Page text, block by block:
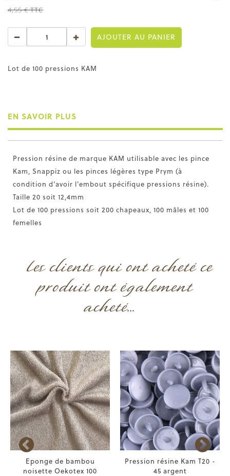
4,55 €TTC
AJOUTER AU PANIER
Lot de 100 pressions KAM
EN SAVOIR PLUS
Pression résine de marque KAM utilisable avec les pince
Kam, Snappiz ou les pinces légères type Prym (à
condition d'avoir l'embout spécifique pressions résine).
Taille 20 soit 12,4mm
Lot de 100 pressions soit 200 chapeaux, 100 mâles et 100
femelles
Les clients qui ont acheté ce
produit ont également
acheté...
Eponge de bambou
noisette Oekotex 100
Pression résine Kam T20 -
45 argent